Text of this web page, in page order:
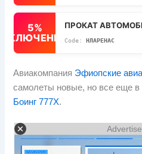
5%
ПРОКАТ
НЛАРЕНАС
Авиакомпания Эфиопские
самолеты новые, но все еще в
Боинг 777X.